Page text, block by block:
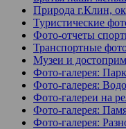
Природа г.Клин,
Туристические
Фото-отчеты
Транспортные
Музеи и
Фото-галерея:
Фото-галерея:
Фото-галереи на
Фото-галерея:
Фото-галерея: